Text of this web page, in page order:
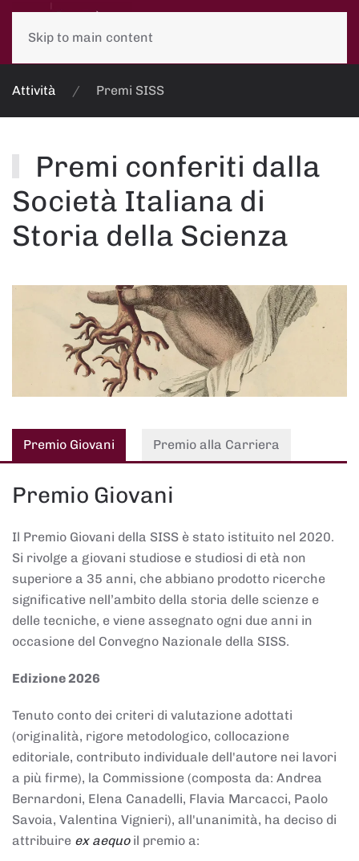
Skip to main content
Attività Premi SISS
Premi conferiti dalla
Società Italiana di
Storia della Scienza
Premio Giovani Premio alla Carriera
Premio Giovani
Il Premio Giovani della SISS è stato istituito nel 2020.
Si rivolge a giovani studiose e studiosi di età non
superiore a 35 anni, che abbiano prodotto ricerche
significative nell’ambito della storia delle scienze e
delle tecniche, e viene assegnato ogni due anni in
occasione del Convegno Nazionale della SISS.
Edizione 2026
Tenuto conto dei criteri di valutazione adottati
(originalità, rigore metodologico, collocazione
editoriale, contributo individuale dell'autore nei lavori
a più firme), la Commissione (composta da: Andrea
Bernardoni, Elena Canadelli, Flavia Marcacci, Paolo
Savoia, Valentina Vignieri), all'unanimità, ha deciso di
attribuire ex aequoil premio a: